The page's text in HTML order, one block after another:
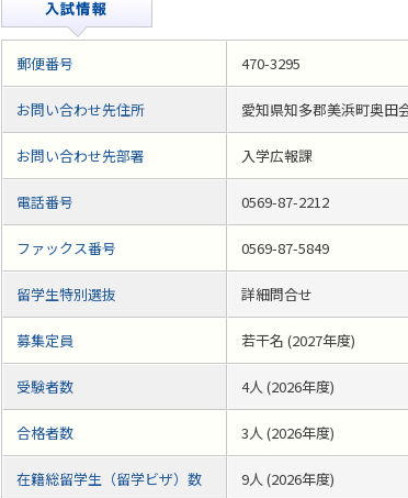
郵便番号 470-3295
お問い合わせ先住所 愛知県知多郡美浜町奥田
お問い合わせ先部署 入学広報課
電話番号 0569-87-2212
ファックス番号 0569-87-5849
留学生特別選抜 詳細問合せ
募集定員 若干名 (2027年度)
受験者数 4人 (2026年度)
合格者数 3人 (2026年度)
在籍総留学生（留学ビザ）数 9人 (2026年度)